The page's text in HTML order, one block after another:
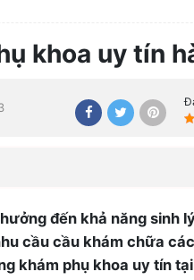
khoa uy tín
đến khả năng sinh
cầu cầu khám chữa
khám phụ khoa uy tín